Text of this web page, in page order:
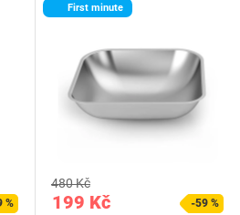
%
First minute
199 Kč
480 Kč
-59 %